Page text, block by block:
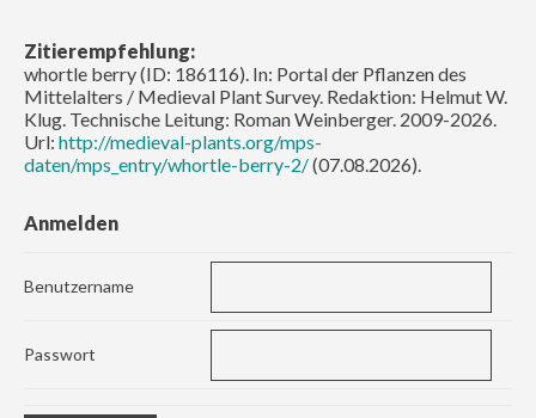
Zitierempfehlung:
whortle berry (ID: 186116). In: Portal der Pflanzen des
Mittelalters / Medieval Plant Survey. Redaktion: Helmut W.
Klug. Technische Leitung: Roman Weinberger. 2009-2026.
Url: http://medieval-plants.org/mps-
daten/mps_entry/whortle-berry-2/(07.08.2026).
Anmelden
Benutzername
Passwort